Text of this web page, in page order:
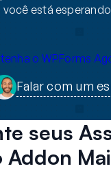
você está
o WPForms
Falar com um
seus
Addon